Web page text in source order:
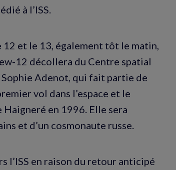
à l’ISS.
et le 13, également tôt le matin,
12 décollera du Centre spatial
Adenot, qui fait partie de
vol dans l’espace et le
en 1996. Elle sera
et d’un cosmonaute russe.
l’ISS en raison du retour anticipé